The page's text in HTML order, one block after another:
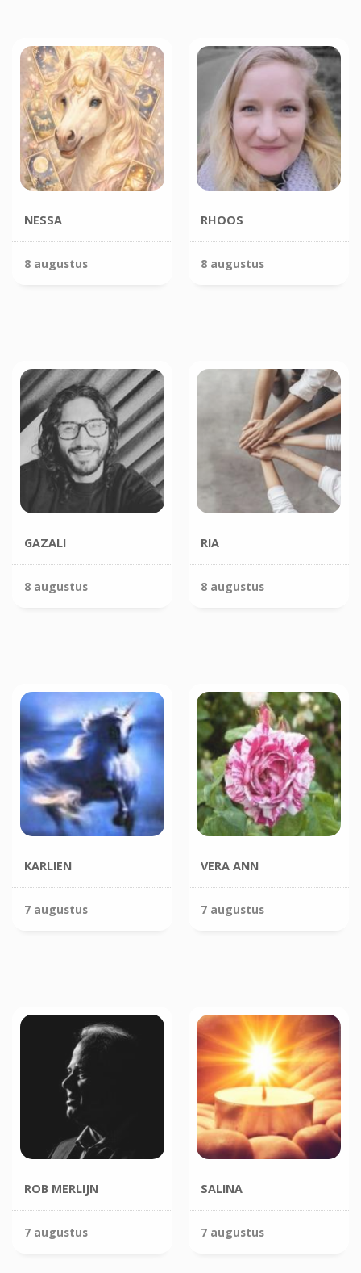
NESSA
8 augustus
RHOOS
8 augustus
GAZALI
8 augustus
RIA
8 augustus
KARLIEN
7 augustus
VERA ANN
7 augustus
ROB MERLIJN
7 augustus
SALINA
7 augustus